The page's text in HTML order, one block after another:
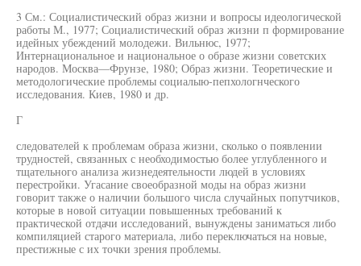
3 См.: Социалистический образ жизни и вопросы идеологической
работы М., 1977; Социалистический образ жизни п формирование
идейных убеждений молодежи. Вильнюс, 1977;
Интернациональное и национальное о образе жизни советских
народов. Москва—Фрунзе, 1980; Образ жизни. Теоретические и
методологические проблемы социалыю-пепхологнческого
исследования. Киев, 1980 и др.
Г
следователей к проблемам образа жизни, сколько о появлении
трудностей, связанных с необходимостью более углубленного и
тщательного анализа жизнедеятельности людей в условиях
перестройки. Угасание своеобразной моды на образ жизни
говорит также о наличии большого числа случайных попутчиков,
которые в новой ситуации повышенных требований к
практической отдачи исследований, вынуждены заниматься либо
компиляцией старого материала, либо переключаться на новые,
престижные с их точки зрения проблемы.